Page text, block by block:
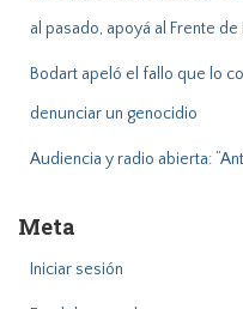
al pasado, apoyá al Frente de
Bodart apeló el fallo que lo
denunciar un genocidio
Audiencia y radio abierta:
Meta
Iniciar sesión